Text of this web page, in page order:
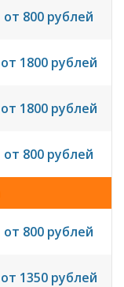
от 800 рублей
от 1800 рублей
от 1800 рублей
от 800 рублей
от 800 рублей
от 1350 рублей